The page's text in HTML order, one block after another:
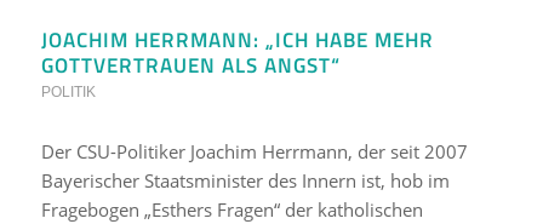
JOACHIM HERRMANN: „ICH HABE MEHR
GOTTVERTRAUEN ALS ANGST“
POLITIK
Der CSU-Politiker Joachim Herrmann, der seit 2007
Bayerischer Staatsminister des Innern ist, hob im
Fragebogen „Esthers Fragen“ der katholischen